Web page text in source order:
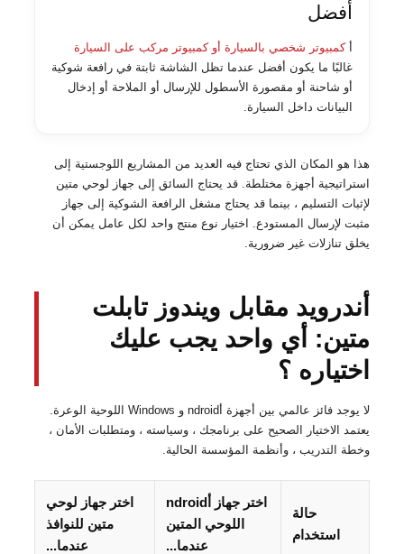
أفضل
أكمبيوتر شخصي بالسيارة أو كمبيوتر مركب على السيارة
غالبًا ما يكون أفضل عندما تظل الشاشة ثابتة في رافعة شوكية
أو شاحنة أو مقصورة الأسطول للإرسال أو الملاحة أو إدخال
البيانات داخل السيارة.
هذا هو المكان الذي تحتاج فيه العديد من المشاريع اللوجستية إلى
استراتيجية أجهزة مختلطة. قد يحتاج السائق إلى جهاز لوحي متين
لإثبات التسليم ، بينما قد يحتاج مشغل الرافعة الشوكية إلى جهاز
مثبت لإرسال المستودع. اختيار نوع منتج واحد لكل عامل يمكن أن
يخلق تنازلات غير ضرورية.
أندرويد مقابل ويندوز تابلت
متين: أي واحد يجب عليك
اختياره ؟
لا يوجد فائز عالمي بين أجهزة أndroid و Windows اللوحية الوعرة.
يعتمد الاختيار الصحيح على برنامجك ، وسياسته ، ومتطلبات الأمان ،
وخطة التدريب ، وأنظمة المؤسسة الحالية.
حالة
استخدام
اختر جهاز أndroid
اللوحي المتين
عندما...
اختر جهاز لوحي
متين للنوافذ
عندما...